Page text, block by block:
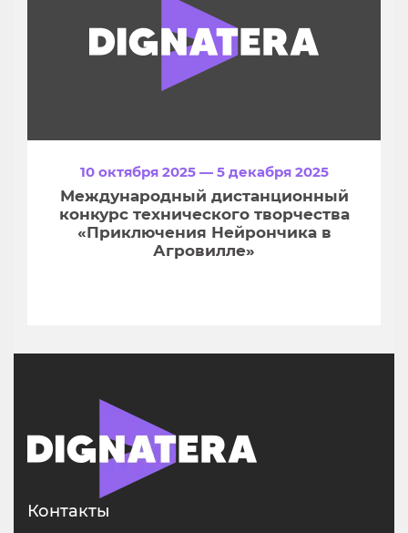
10 октября 2025 — 5 декабря 2025
Международный дистанционный
конкурс технического творчества
«Приключения Нейрончика в
Агровилле»
Контакты